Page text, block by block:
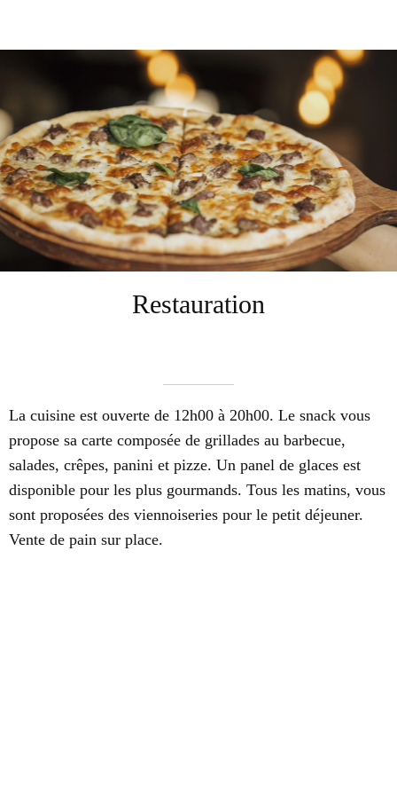
Restauration
La cuisine est ouverte de 12h00 à 20h00. Le snack vous
propose sa carte composée de grillades au barbecue,
salades, crêpes, panini et pizze. Un panel de glaces est
disponible pour les plus gourmands. Tous les matins, vous
sont proposées des viennoiseries pour le petit déjeuner.
Vente de pain sur place.